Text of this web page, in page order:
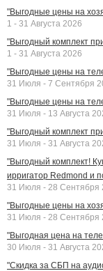
"Выгодные цены на
1 - 31 Августа 2026
"Выгодный комплект
1 - 31 Августа 2026
"Выгодные цены на
31 Июля - 7 Сентября
"Выгодные цены на
31 Июля - 13 Августа
"Выгодный комплект
31 Июля - 31 Августа
"Выгодный комплект!
ирригатор Redmond и
31 Июля - 28 Сентября
"Выгодные цены на
31 Июля - 28 Сентября
"Выгодная цена на
30 Июля - 31 Августа
"Скидка за СБП на